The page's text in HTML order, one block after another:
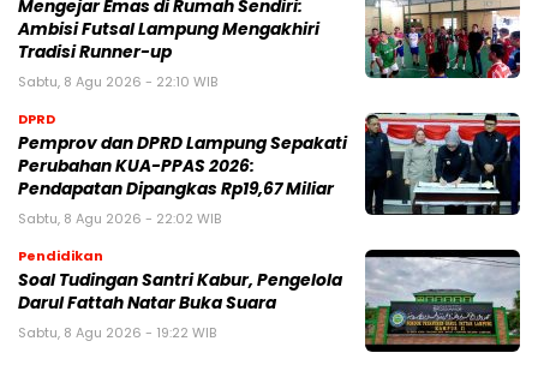
Mengejar Emas di Rumah Sendiri:
Ambisi Futsal Lampung Mengakhiri
Tradisi Runner-up
Sabtu, 8 Agu 2026 - 22:10 WIB
DPRD
Pemprov dan DPRD Lampung Sepakati
Perubahan KUA-PPAS 2026:
Pendapatan Dipangkas Rp19,67 Miliar
Sabtu, 8 Agu 2026 - 22:02 WIB
Pendidikan
Soal Tudingan Santri Kabur, Pengelola
Darul Fattah Natar Buka Suara
Sabtu, 8 Agu 2026 - 19:22 WIB